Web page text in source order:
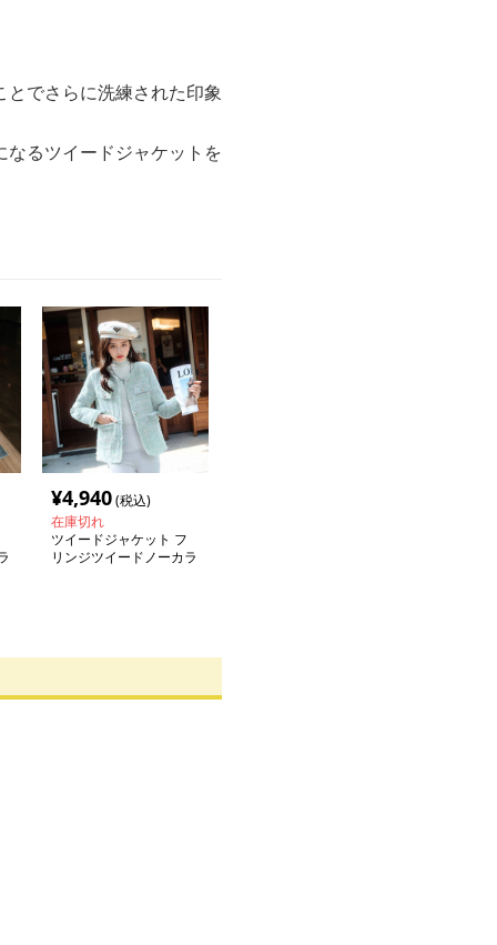
でさらに洗練された印象
るツイードジャケットを
¥4,940(税込)
在庫切れ
ツイードジャケット フ
リンジツイードノーカラ